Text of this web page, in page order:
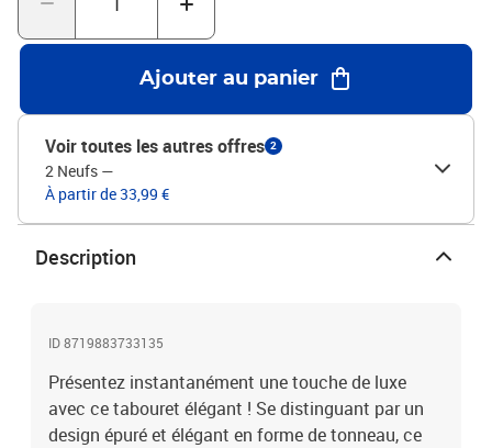
Ajouter au panier
Voir toutes les autres offres 2
2 Neufs —
À partir de 33,99 €
Description
ID 8719883733135
Présentez instantanément une touche de luxe
avec ce tabouret élégant ! Se distinguant par un
design épuré et élégant en forme de tonneau, ce